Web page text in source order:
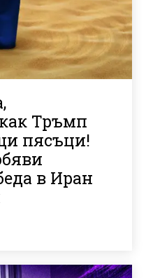
Тръмп
пясъци!
в Иран